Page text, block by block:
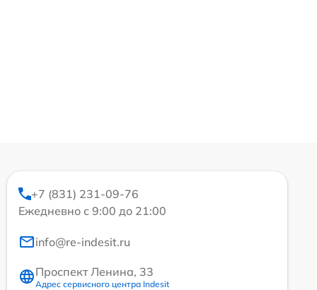
+7 (831) 231-09-76
Ежедневно с 9:00 до 21:00
info@re-indesit.ru
Проспект Ленина, 33
Адрес сервисного центра Indesit